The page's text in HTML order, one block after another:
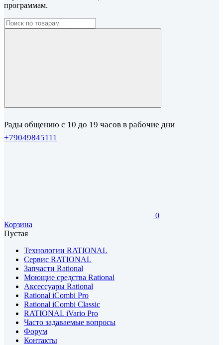
программам.
Рады общению с 10 до 19 часов в рабочие дни
+79049845111
0
Корзина
Пустая
Технологии RATIONAL
Сервис RATIONAL
Запчасти Rational
Моющие средства Rational
Аксессуары Rational
Rational iCombi Pro
Rational iCombi Classic
RATIONAL iVario Pro
Часто задаваемые вопросы
Форум
Контакты